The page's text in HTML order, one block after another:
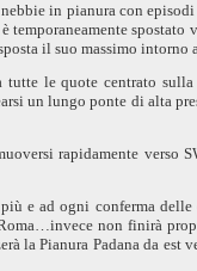
in pianura con
il suo massimo intorno
le quote centrato
un lungo ponte di alta
rapidamente verso
e ad ogni conferma
non finirà
la Pianura Padanada est